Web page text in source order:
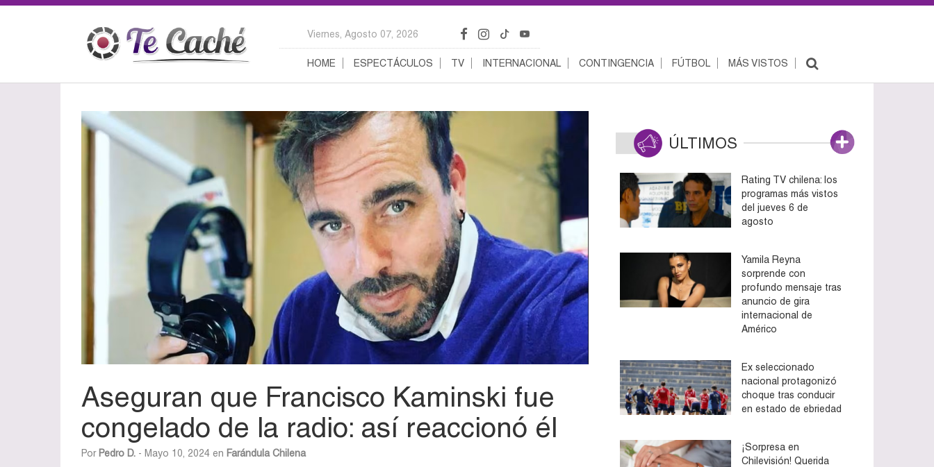
Viernes, Agosto 07, 2026
HOME ESPECTÁCULOS TV INTERNACIONAL CONTINGENCIA FÚTBOL MÁS VISTOS
Aseguran que Francisco Kaminski fue
congelado de la radio: así reaccionó él
Por Pedro D. - Mayo 10, 2024 en Farándula Chilena
ÚLTIMOS
Rating TV chilena: los
programas más vistos
del jueves 6 de
agosto
Yamila Reyna
sorprende con
profundo mensaje tras
anuncio de gira
internacional de
Américo
Ex seleccionado
nacional protagonizó
choque tras conducir
en estado de ebriedad
¡Sorpresa en
Chilevisión! Querida